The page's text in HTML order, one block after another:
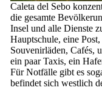
Caleta del Sebo
die gesamte
Insel und alle Dienste
Hauptschule, eine
Souvenirläden, Cafés,
ein paar Taxis, ein
Für Notfälle gibt es
befindet sich westlich